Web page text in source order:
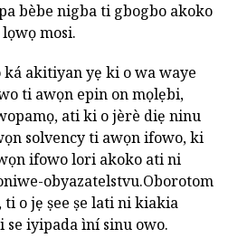
bèbe nigba ti gbogbo akoko
mosi.
akitiyan yẹ ki o wa waye
ti awọn epin on mọlẹbi,
ati ki o jèrè diẹ ninu
solvency ti awọn ifowo, ki
ifowo lori akoko ati ni
obyazatelstvu.Oborotom
o jẹ ṣee ṣe lati ni kiakia
iyipada ìní sinu owo.